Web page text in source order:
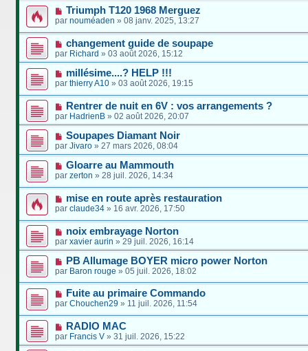
Triumph T120 1968 Merguez
par nouméaden » 08 janv. 2025, 13:27
changement guide de soupape
par Richard » 03 août 2026, 15:12
millésime....? HELP !!!
par thierry A10 » 03 août 2026, 19:15
Rentrer de nuit en 6V : vos arrangements ?
par HadrienB » 02 août 2026, 20:07
Soupapes Diamant Noir
par Jivaro » 27 mars 2026, 08:04
Gloarre au Mammouth
par zerton » 28 juil. 2026, 14:34
mise en route après restauration
par claude34 » 16 avr. 2026, 17:50
noix embrayage Norton
par xavier aurin » 29 juil. 2026, 16:14
PB Allumage BOYER micro power Norton
par Baron rouge » 05 juil. 2026, 18:02
Fuite au primaire Commando
par Chouchen29 » 11 juil. 2026, 11:54
RADIO MAC
par Francis V » 31 juil. 2026, 15:22